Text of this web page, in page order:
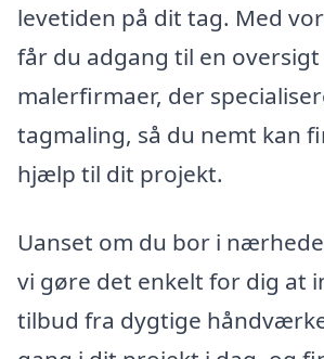
levetiden på dit tag. Med
får du adgang til en
malerfirmaer, der
tagmaling, så du nemt kan
hjælp til dit projekt.
Uanset om du bor i
vi gøre det enkelt for dig at
tilbud fra dygtige